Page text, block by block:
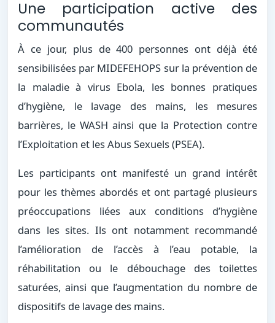
Une participation active des
communautés
À ce jour, plus de 400 personnes ont déjà été
sensibilisées par MIDEFEHOPS sur la prévention de
la maladie à virus Ebola, les bonnes pratiques
d’hygiène, le lavage des mains, les mesures
barrières, le WASH ainsi que la Protection contre
l’Exploitation et les Abus Sexuels (PSEA).
Les participants ont manifesté un grand intérêt
pour les thèmes abordés et ont partagé plusieurs
préoccupations liées aux conditions d’hygiène
dans les sites. Ils ont notamment recommandé
l’amélioration de l’accès à l’eau potable, la
réhabilitation ou le débouchage des toilettes
saturées, ainsi que l’augmentation du nombre de
dispositifs de lavage des mains.